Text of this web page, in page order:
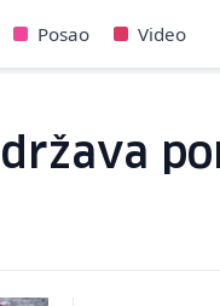
Posao Video